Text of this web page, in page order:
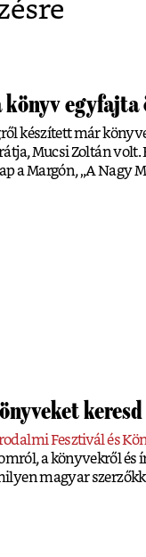
egyfajta
készített már
Mucsi Zoltán volt.
a Margón, „A Nagy
Fesztivál és
a könyvekről és
magyar